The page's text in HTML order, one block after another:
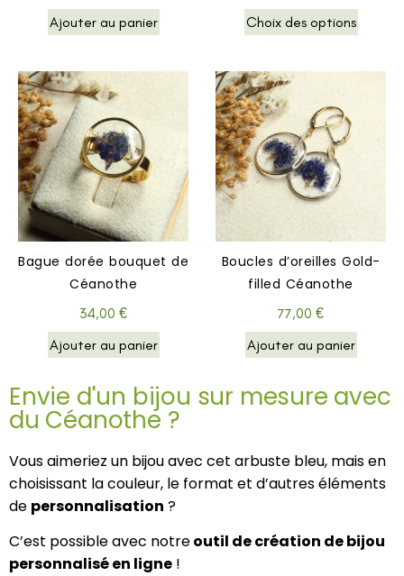
Ajouter au panier
Choix des options
Bague dorée bouquet de
Céanothe
34,00 €
Ajouter au panier
Boucles d’oreilles Gold-
filled Céanothe
77,00 €
Ajouter au panier
Envie d'un bijou sur mesure avec
du Céanothe ?
Vous aimeriez un bijou avec cet arbuste bleu, mais en
choisissant la couleur, le format et d’autres éléments
de personnalisation ?
C’est possible avec notreoutil de création de bijou
personnalisé en ligne !